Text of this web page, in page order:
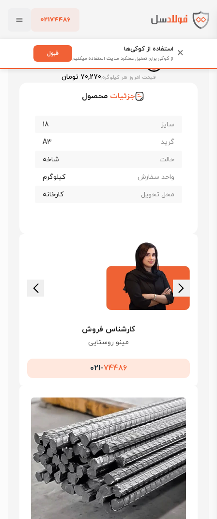
02174486
پاک کردن
فولادسل
قیمت میلگرد 18 راد همدان
قیمت امروز هر کیلوگرم70,270 تومان
جزئیات محصول
سایز
18
گرید
A3
حالت
شاخه
واحد سفارش
کیلوگرم
محل تحویل
کارخانه
کارشناس فروش
مینو روستایی
021-74486
× استفاده از کوکی‌ها
از کوکی برای تحلیل عملکرد سایت استفاده میکنیم
قبول